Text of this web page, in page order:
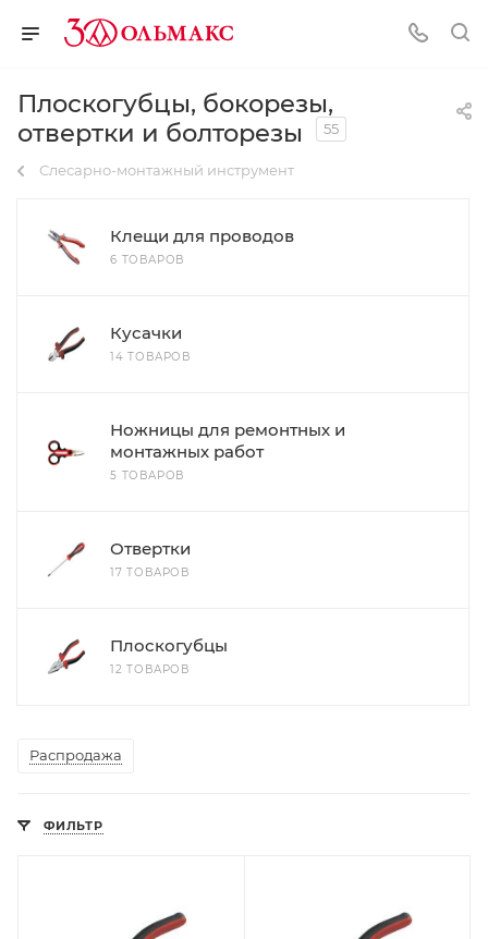
Плоскогубцы, бокорезы,
отвертки и болторезы
55
Слесарно-монтажный инструмент
Клещи для проводов
6 ТОВАРОВ
Кусачки
14 ТОВАРОВ
Ножницы для ремонтных и
монтажных работ
5 ТОВАРОВ
Отвертки
17 ТОВАРОВ
Плоскогубцы
12 ТОВАРОВ
Распродажа
ФИЛЬТР